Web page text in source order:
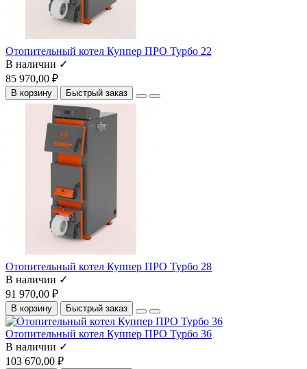
Отопительный котел Куппер ПРО Турбо 22
В наличии ✓
85 970,00 ₽
В корзину Быстрый заказ
Отопительный котел Куппер ПРО Турбо 28
В наличии ✓
91 970,00 ₽
В корзину Быстрый заказ
Отопительный котел Куппер ПРО Турбо 36
В наличии ✓
103 670,00 ₽